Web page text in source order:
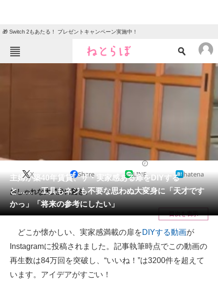
🎁 Switch 2もあたる！ プレゼントキャンペーン実施中！
ニュース
教育・育児
会員記事
メディア
注目記事を集めた総合ページ
ITの今と未来を見通す
スマホと通信の最新トレンド
進化するPCとデバイスの未来
主婦が築40年賃貸、ザ・実家感ある扉をDIYする
と…… 工具もネジも不要な思わぬ大変身に「天才です
かっ」「将来の参考にしたい」
X Share LINE hatena
おしゃれな大変身に驚き。
目次を表示
どこか懐かしい、実家感満載の扉をDIYする動画が
Instagramに投稿されました。記事執筆時点でこの動画の
再生数は84万回を突破し、“いいね！”は3200件を超えて
います。アイデアがすごい！